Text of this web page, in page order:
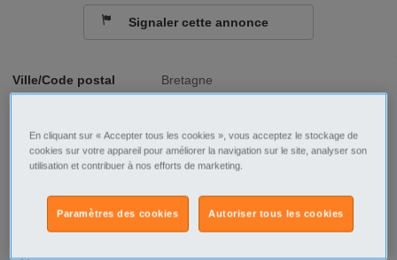
Ville/Code postal
Bretagne
Ille-et-Vilaine
Raison sociale Hôtel Le Nouveau Monde
Fonction Tourisme - Hôtellerie - Restauration
Signaler cette annonce
En cliquant sur « Accepter tous les cookies », vous acceptez le stockage de
cookies sur votre appareil pour améliorer la navigation sur le site, analyser son
utilisation et contribuer à nos efforts de marketing.
Autoriser tous les cookies
Paramètres des cookies